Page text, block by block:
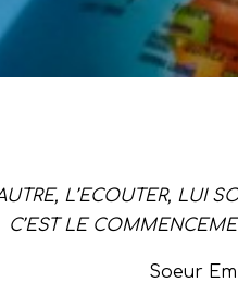
L’ECOUTER, LUI
C’EST LE
Soeur